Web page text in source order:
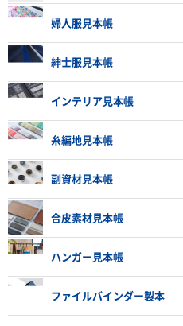
婦人服見本帳
紳士服見本帳
インテリア見本帳
糸編地見本帳
副資材見本帳
合皮素材見本帳
ハンガー見本帳
ファイルバインダー製本